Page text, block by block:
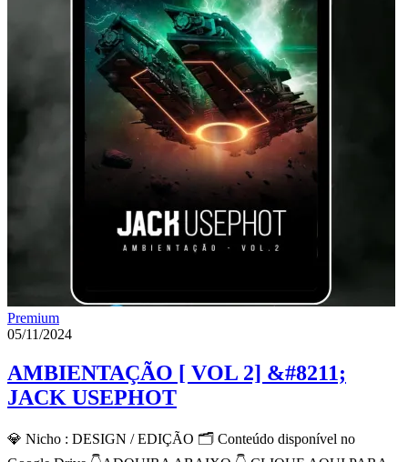
Premium
05/11/2024
AMBIENTAÇÃO [ VOL 2] &#8211;
JACK USEPHOT
💎 Nicho : DESIGN / EDIÇÃO 🗂 Conteúdo disponível no